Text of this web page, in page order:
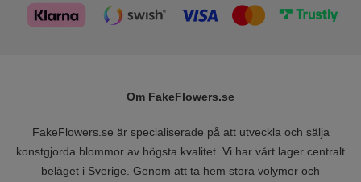
Om FakeFlowers.se
FakeFlowers.se är specialiserade på att utveckla och sälja
konstgjorda blommor av högsta kvalitet. Vi har vårt lager centralt
beläget i Sverige. Genom att ta hem stora volymer och